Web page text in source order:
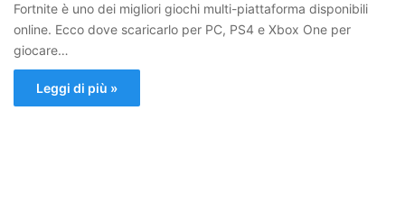
Fortnite è uno dei migliori giochi multi-piattaforma disponibili
online. Ecco dove scaricarlo per PC, PS4 e Xbox One per
giocare…
Leggi di più »